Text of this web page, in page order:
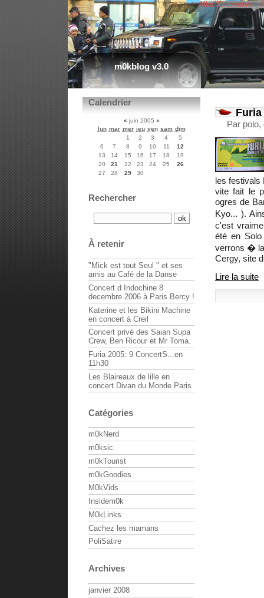
m0kblog v3.0
Aller au contenu|
Furia
Par
les festivals
vite fait le
ogres de
Kyo... ).
c'est
été en
verrons � la
Cergy, site
Lire la suite
Calendrier
« juin 2005 »
lun mar mer jeu ven sam dim
1
2 3 4
5
6
7 8 9 10 11
12
13
14 15 16 17 18
19
20
21 22 23 24 25
26
27
28 29 30
Rechercher
À retenir
"Mick est tout Seul " et ses
amis au Café de la Danse
Concert d Indochine 8
decembre 2006 à Paris Bercy !
Katerine et les Bikini Machine
en concert à Creil
Concert privé des Saian Supa
Crew, Ben Ricour et Mr Toma.
Furia 2005: 9 ConcertS...en
11h30
Les Blaireaux de lille en
concert Divan du Monde Paris
Catégories
m0kNerd
m0ksic
m0kTourist
m0kGoodies
M0kVids
Insidem0k
M0kLinks
Cachez les mamans
PoliSatire
Archives
janvier 2008